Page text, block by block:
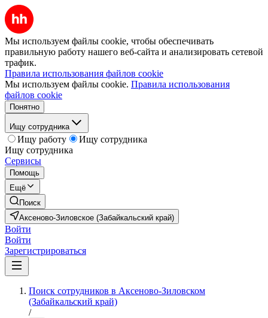
Мы используем файлы cookie, чтобы обеспечивать
правильную работу нашего веб-сайта и анализировать сетевой
трафик.
Правила использования файлов cookie
Мы используем файлы cookie. Правила использования
файлов cookie
Понятно
Ищу сотрудника
Ищу работу
Ищу сотрудника
Ищу сотрудника
Сервисы
Помощь
Ещё
Поиск
Аксеново-Зиловское (Забайкальский край)
Войти
Войти
Зарегистрироваться
Поиск сотрудников в Аксеново-Зиловском
(Забайкальский край)
/